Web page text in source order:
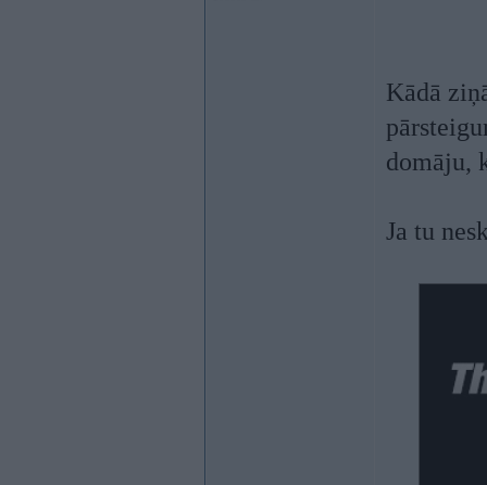
Kādā
domāju,
Ja tu